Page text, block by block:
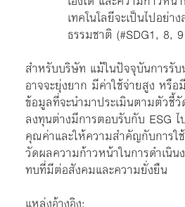
เทคโนโลยีจะเป็นไปอย่
ธรรมชาติ (#SDG1, 8,
สำหรับบริษัท แม้ในปัจจุบันการรั
อาจจะยุ่งยาก มีค่าใช้จ่ายสูง หรือ
ข้อมูลที่จะนำมาประเมินตามตัวชี้
ลงทุนต่างมีการตอบรับกับ ESG ไ
คุณค่าและให้ความสำคัญกับการใ
วัดผลความก้าวหน้าในการดำเนิน
ทบที่มีต่อสังคมและความยั่งยืน